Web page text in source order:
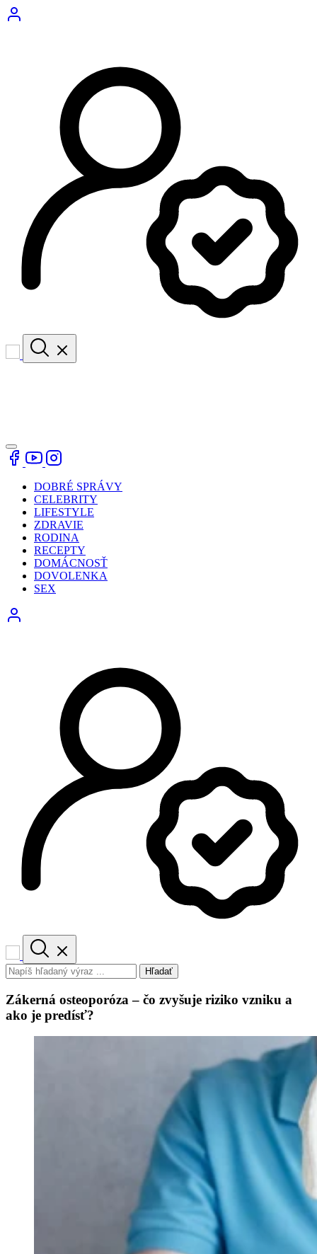
DOBRÉ SPRÁVY
CELEBRITY
LIFESTYLE
ZDRAVIE
RODINA
RECEPTY
DOMÁCNOSŤ
DOVOLENKA
SEX
Hľadať
Zákerná osteoporóza – čo zvyšuje riziko vzniku a
ako je predísť?